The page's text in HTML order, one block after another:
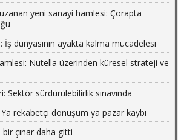
yeni sanayi hamlesi: Çorapta
dünyasının ayakta kalma mücadelesi
Nutella üzerinden küresel strateji ve
Sektör sürdürülebilirlik sınavında
Ya rekabetçi dönüşüm ya pazar kaybı
bir çınar daha gitti